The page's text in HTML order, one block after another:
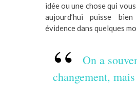
idée ou une chose qui
aujourd’hui puisse
évidence dans quelques
On a
changement, mais